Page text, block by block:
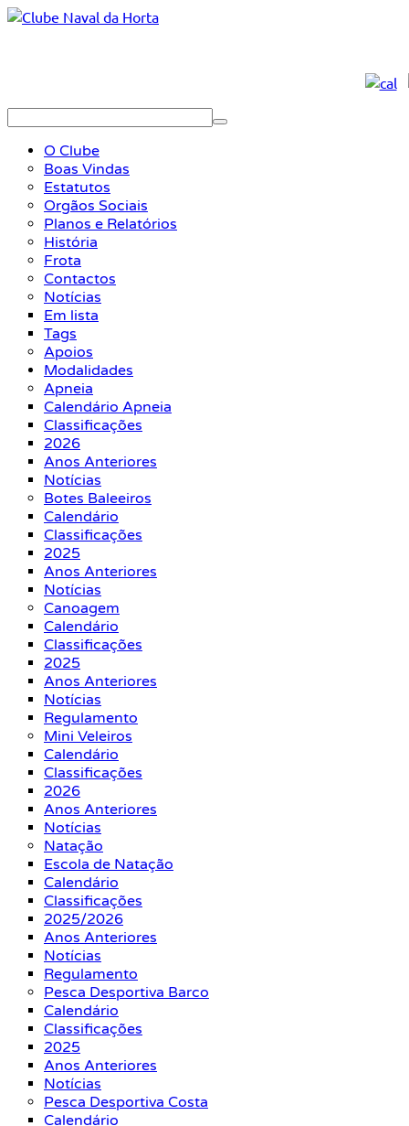
O Clube
Boas Vindas
Estatutos
Orgãos Sociais
Planos e Relatórios
História
Frota
Contactos
Notícias
Em lista
Tags
Apoios
Modalidades
Apneia
Calendário Apneia
Classificações
2026
Anos Anteriores
Notícias
Botes Baleeiros
Calendário
Classificações
2025
Anos Anteriores
Notícias
Canoagem
Calendário
Classificações
2025
Anos Anteriores
Notícias
Regulamento
Mini Veleiros
Calendário
Classificações
2026
Anos Anteriores
Notícias
Natação
Escola de Natação
Calendário
Classificações
2025/2026
Anos Anteriores
Notícias
Regulamento
Pesca Desportiva Barco
Calendário
Classificações
2025
Anos Anteriores
Notícias
Pesca Desportiva Costa
Calendário